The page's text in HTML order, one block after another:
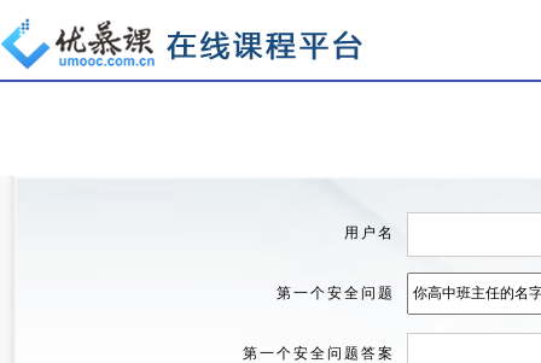
用户名
第一个安全问题
第一个安全问题答案